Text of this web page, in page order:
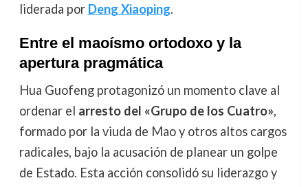
liderada por Deng Xiaoping.
Entre el maoísmo ortodoxo y la
apertura pragmática
Hua Guofeng protagonizó un momento clave al
ordenar el arresto del «Grupo de los Cuatro»,
formado por la viuda de Mao y otros altos cargos
radicales, bajo la acusación de planear un golpe
de Estado. Esta acción consolidó su liderazgo y